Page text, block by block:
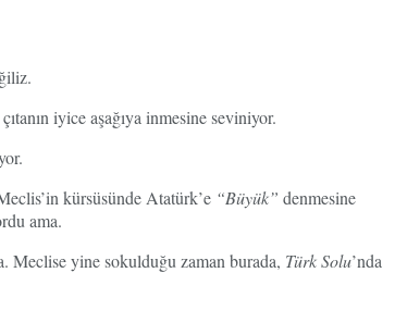
iyice aşağıya inmesine seviniyor.
kürsüsünde Atatürk’e “Büyük” denmesine
ama.
Meclise yine sokulduğu zaman burada, Türk Solu’nda